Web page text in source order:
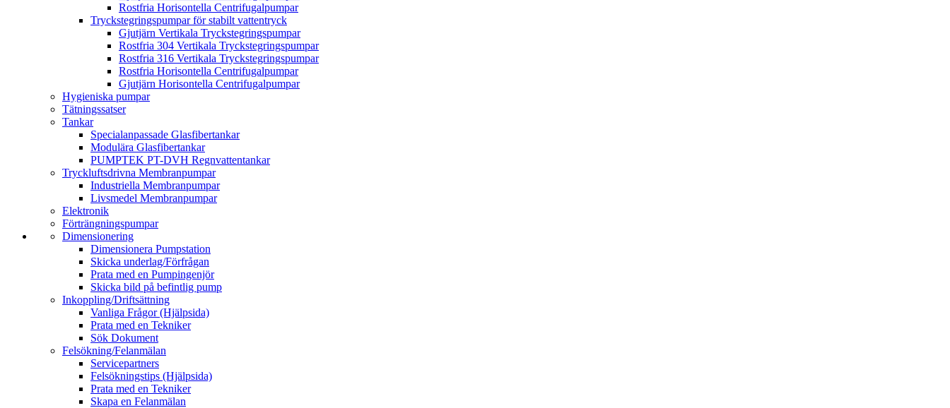
Rostfria Horisontella Centrifugalpumpar
Tryckstegringspumpar för stabilt vattentryck
Gjutjärn Vertikala Tryckstegrings­pumpar
Rostfria 304 Vertikala Tryckstegrings­pumpar
Rostfria 316 Vertikala Tryckstegrings­pumpar
Rostfria Horisontella Centrifugalpumpar
Gjutjärn Horisontella Centrifugalpumpar
Hygieniska pumpar
Tätnings­satser
Tankar
Specialanpassade Glasfibertankar
Modulära Glasfibertankar
PUMPTEK PT-DVH Regnvattentankar
Trycklufts­drivna Membran­pumpar
Industriella Membran­pumpar
Livsmedel Membran­pumpar
Elektronik
Förträngningspumpar
Dimensionering
Dimensionera Pumpstation
Skicka underlag/Förfrågan
Prata med en Pumpingenjör
Skicka bild på befintlig pump
Inkoppling/­Driftsättning
Vanliga Frågor (Hjälpsida)
Prata med en Tekniker
Sök Dokument
Felsökning/­Felanmälan
Servicepartners
Felsökningstips (Hjälpsida)
Prata med en Tekniker
Skapa en Felanmälan